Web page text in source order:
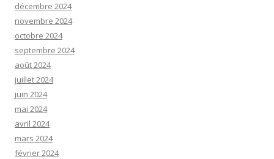
décembre 2024
novembre 2024
octobre 2024
septembre 2024
août 2024
juillet 2024
juin 2024
mai 2024
avril 2024
mars 2024
février 2024